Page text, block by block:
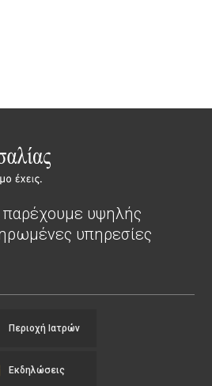
υψηλής
υπηρεσίες
Περιοχή Ιατρών
Εκδηλώσεις